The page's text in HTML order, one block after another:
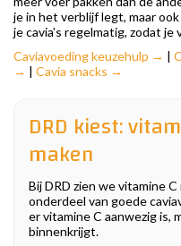
je in het verblijf legt, maar
je cavia’s regelmatig, zodat
Caviavoeding keuzehulp → |
→ | Cavia snacks →
DRD kiest:
maken
Bij DRD zien we vitamine
onderdeel van goede
er vitamine C aanwezig is,
binnenkrijgt.